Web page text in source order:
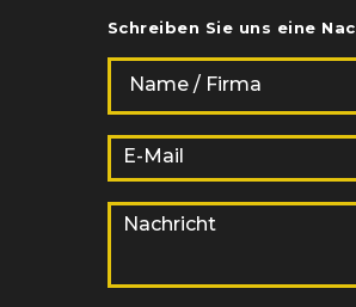
Schreiben Sie uns eine